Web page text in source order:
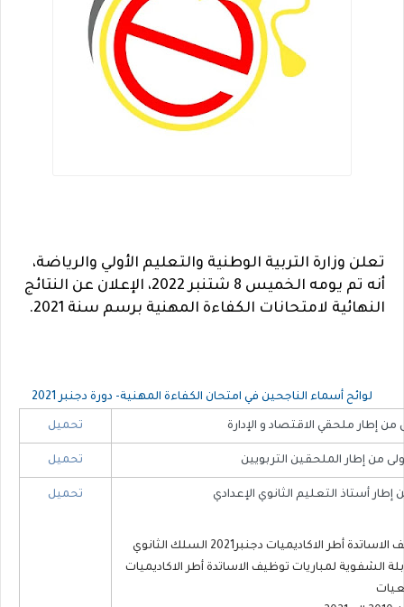
النهائية لامتحانات الكفاءة المهنية برسم سنة 2021.
​لوائح أسماء الناجحين في امتحان الكفاءة المهنية- دورة دجنبر 2021
​تحميل من إطار ملحقي الاقتصاد و الإدارة
​تحميل من إطار الملحقين التربويين
​تحميل إطار أستاذ التعليم الثانوي الإعدادي
الاكاديميات دجنبر2021 السلك الثانوي
الشفوية لمباريات توظيف الاساتدة أطر الاكاديميات